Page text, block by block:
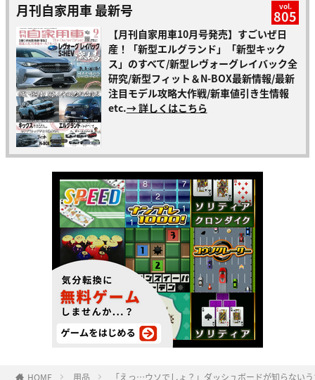
月刊自家用車 最新号 vol.
805
【月刊自家用車10月号発売】すごいぜ日
産！「新型エルグランド」「新型キック
ス」のすべて/新型レヴォーグレイバック全
研究/新型フィット＆N-BOX最新情報/最新
注目モデル攻略大作戦/新車値引き生情報
etc.→ 詳しくはこちら
HOME 用品 「えっ…ウソでしょ？」ダッシュボードが知らない